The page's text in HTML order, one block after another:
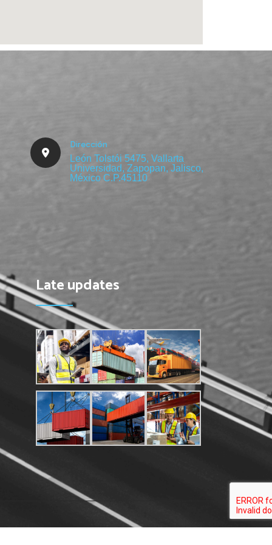
Dirección
León Tolstói 5475, Vallarta
Universidad, Zapopan, Jalisco,
México C.P.45110
Late updates